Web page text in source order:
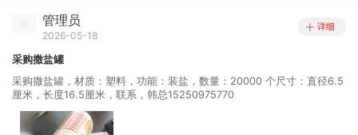
管理员
2026-05-18
详细
采购撒盐罐
采购撒盐罐，材质：塑料，功能：装盐，数量：20000 个尺寸：直径6.5
厘米，长度16.5厘米，联系，韩总15250975770